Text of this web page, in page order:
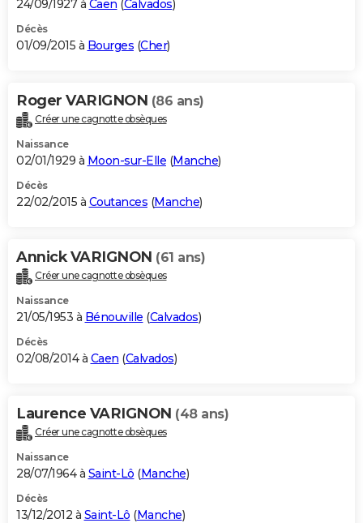
24/09/1927 à Caen (Calvados)
Décès
01/09/2015 à Bourges (Cher)
Roger VARIGNON (86 ans)
Créer une cagnotte obsèques
Naissance
02/01/1929 à Moon-sur-Elle (Manche)
Décès
22/02/2015 à Coutances (Manche)
Annick VARIGNON (61 ans)
Créer une cagnotte obsèques
Naissance
21/05/1953 à Bénouville (Calvados)
Décès
02/08/2014 à Caen (Calvados)
Laurence VARIGNON (48 ans)
Créer une cagnotte obsèques
Naissance
28/07/1964 à Saint-Lô (Manche)
Décès
13/12/2012 à Saint-Lô (Manche)